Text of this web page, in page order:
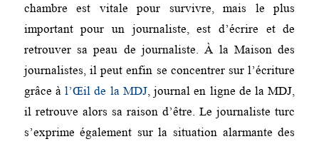
chambre est vitale pour survivre, mais le plus
important pour un journaliste, est d’écrire et de
retrouver sa peau de journaliste. À la Maison des
journalistes, il peut enfin se concentrer sur l’écriture
grâce àl’Œil de la MDJ, journal en ligne de la MDJ,
il retrouve alors sa raison d’être. Le journaliste turc
s’exprime également sur la situation alarmante des